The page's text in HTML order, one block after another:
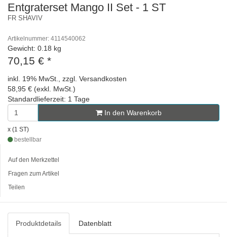
Entgraterset Mango II Set - 1 ST
FR SHAVIV
Artikelnummer: 4114540062
Gewicht: 0.18 kg
70,15 € *
inkl. 19% MwSt., zzgl. Versandkosten
58,95 € (exkl. MwSt.)
Standardlieferzeit: 1 Tage
In den Warenkorb
x (1 ST)
bestellbar
Auf den Merkzettel
Fragen zum Artikel
Teilen
Produktdetails Datenblatt